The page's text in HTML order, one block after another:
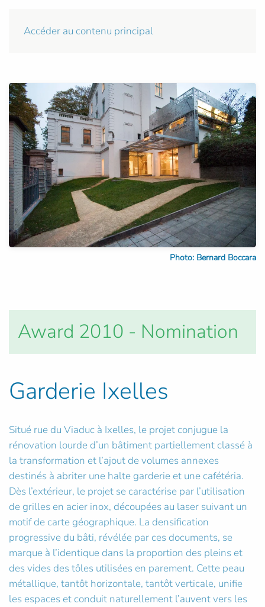
Accéder au contenu principal
Photo: Bernard Boccara
Award 2010 - Nomination
Garderie Ixelles
Situé rue du Viaduc à Ixelles, le projet conjugue la
rénovation lourde d’un bâtiment partiellement classé à
la transformation et l’ajout de volumes annexes
destinés à abriter une halte garderie et une cafétéria.
Dès l’extérieur, le projet se caractérise par l’utilisation
de grilles en acier inox, découpées au laser suivant un
motif de carte géographique. La densification
progressive du bâti, révélée par ces documents, se
marque à l’identique dans la proportion des pleins et
des vides des tôles utilisées en parement. Cette peau
métallique, tantôt horizontale, tantôt verticale, unifie
les espaces et conduit naturellement l’auvent vers les